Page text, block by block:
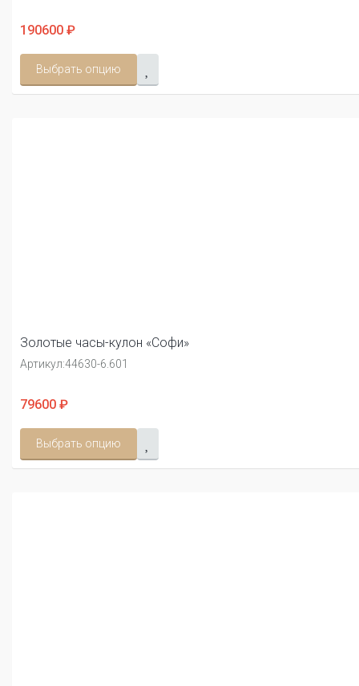
190600 ₽
Выбрать опцию
Золотые часы-кулон «Софи»
Артикул:44630-6.601
79600 ₽
Выбрать опцию